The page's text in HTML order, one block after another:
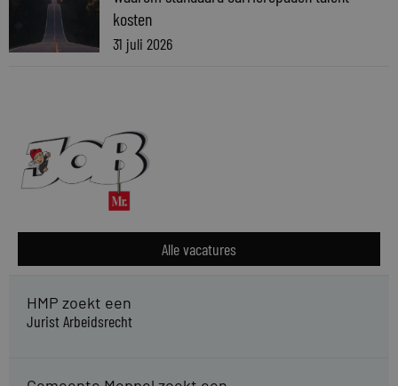
kosten
31 juli 2026
Alle vacatures
HMP zoekt een
Jurist Arbeidsrecht